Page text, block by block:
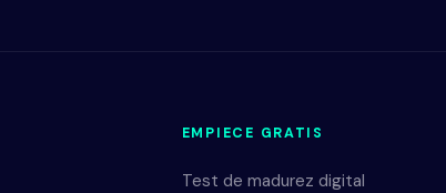
EMPIECE GRATIS
Test de madurez digital